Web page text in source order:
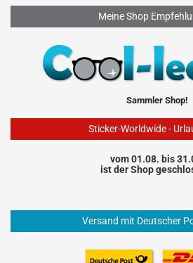
Meine Shop
Sammler Shop!
Sticker-Worldwide -
vom 01.08. bis
ist der Shop
Versand mit Deutscher